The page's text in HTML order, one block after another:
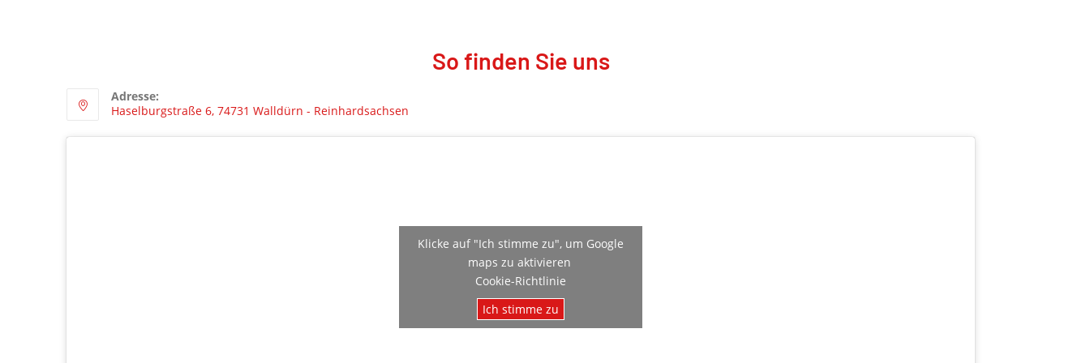
So finden Sie uns
Adresse:
Haselburgstraße 6, 74731 Walldürn - Reinhardsachsen
Klicke auf "Ich stimme zu", um Google
maps zu aktivieren
Cookie-Richtlinie
Ich stimme zu